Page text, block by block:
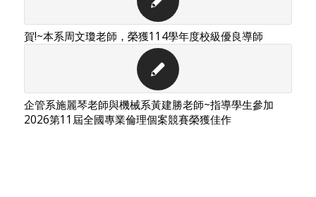
賀!~本系周文瓊老師，榮獲114學年度校級優良導師
企管系施麗琴老師與機械系黃建勝老師~指導學生參加
2026第11屆全國專業倫理個案競賽榮獲佳作